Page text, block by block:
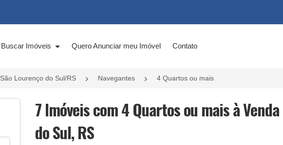
Buscar Imóveis Quero Anunciar meu Imóvel Contato
São Lourenço do Sul/RS Navegantes 4 Quartos ou mais
7 Imóveis com 4 Quartos ou mais à
do Sul, RS